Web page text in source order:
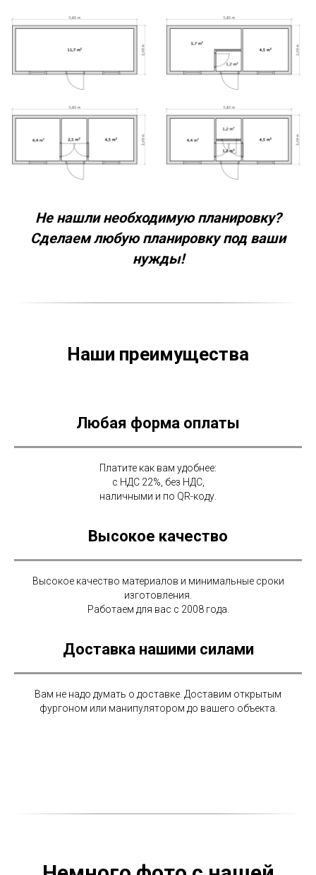
Не нашли необходимую планировку?
Сделаем любую планировку под ваши
нужды!
Наши преимущества
Любая форма оплаты
Платите как вам удобнее:
с НДС 22%, без НДС,
наличными и по QR-коду.
Высокое качество
Высокое качество материалов и минимальные сроки
изготовления.
Работаем для вас с 2008 года.
Доставка нашими силами
Вам не надо думать о доставке. Доставим открытым
фургоном или манипулятором до вашего объекта.